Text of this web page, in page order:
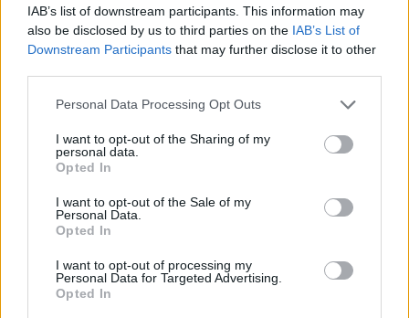
IAB’s list of downstream participants. This information may
also be disclosed by us to third parties on the IAB’s List of
Downstream Participants that may further disclose it to other
Personal Data Processing Opt Outs
I want to opt-out of the Sharing of my
personal data.
Opted In
I want to opt-out of the Sale of my
Personal Data.
Opted In
I want to opt-out of processing my
Personal Data for Targeted Advertising.
Opted In
Οι αρμόδιες βρετανικές αρχές έκριναν
ότι το υλικό ήταν ικανό να προκαλέσει
αναστάτωση σε ανήλικους
Το ελληνικό comfort TV έχει
εξακολουθεί να σαρώνει στις
Το «δαιμονικό» ψάρι που
το όνομά του από το «Stranger
Things»